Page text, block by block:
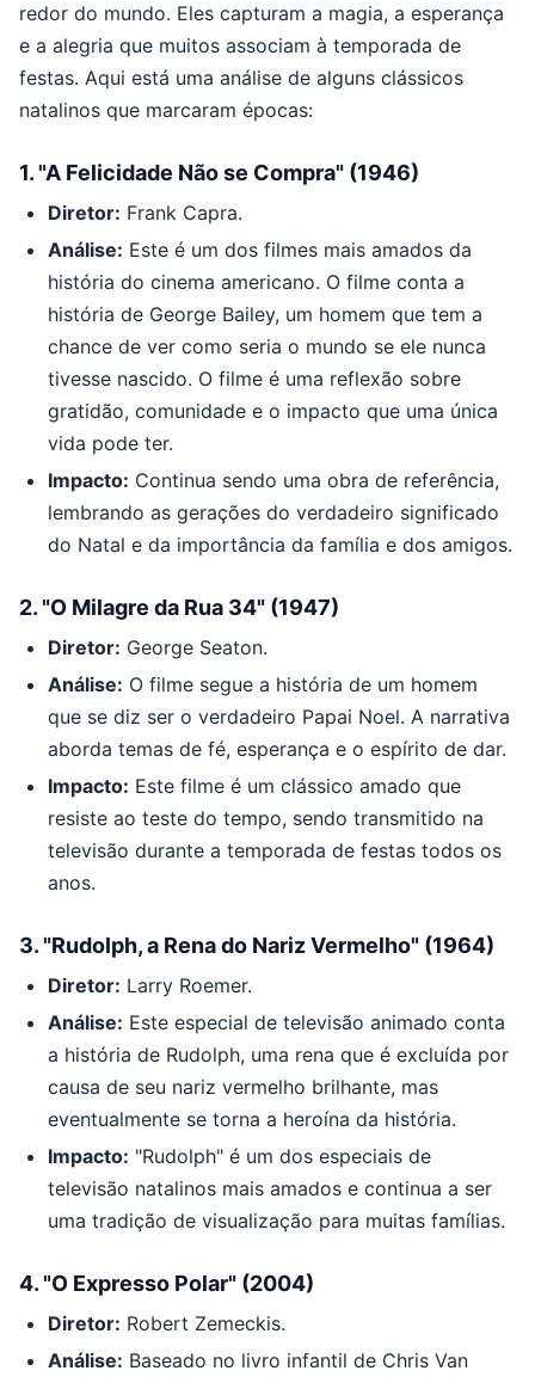
redor do mundo. Eles capturam a magia, a esperança
e a alegria que muitos associam à temporada de
festas. Aqui está uma análise de alguns clássicos
natalinos que marcaram épocas:
1."A Felicidade Não se Compra" (1946)
Diretor: Frank Capra.
Análise: Este é um dos filmes mais amados da
história do cinema americano. O filme conta a
história de George Bailey, um homem que tem a
chance de ver como seria o mundo se ele nunca
tivesse nascido. O filme é uma reflexão sobre
gratidão, comunidade e o impacto que uma única
vida pode ter.
Impacto: Continua sendo uma obra de referência,
lembrando as gerações do verdadeiro significado
do Natal e da importância da família e dos amigos.
2."O Milagre da Rua 34" (1947)
Diretor: George Seaton.
Análise: O filme segue a história de um homem
que se diz ser o verdadeiro Papai Noel. A narrativa
aborda temas de fé, esperança e o espírito de dar.
Impacto: Este filme é um clássico amado que
resiste ao teste do tempo, sendo transmitido na
televisão durante a temporada de festas todos os
anos.
3."Rudolph, a Rena do Nariz Vermelho" (1964)
Diretor: Larry Roemer.
Análise: Este especial de televisão animado conta
a história de Rudolph, uma rena que é excluída por
causa de seu nariz vermelho brilhante, mas
eventualmente se torna a heroína da história.
Impacto: "Rudolph" é um dos especiais de
televisão natalinos mais amados e continua a ser
uma tradição de visualização para muitas famílias.
4."O Expresso Polar" (2004)
Diretor: Robert Zemeckis.
Análise: Baseado no livro infantil de Chris Van